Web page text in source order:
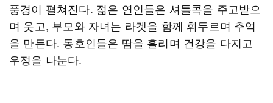
풍경이 펼쳐진다. 젊은 연인들은 셔틀콕을 주고받으
며 웃고, 부모와 자녀는 라켓을 함께 휘두르며 추억
을 만든다. 동호인들은 땀을 흘리며 건강을 다지고
우정을 나눈다.